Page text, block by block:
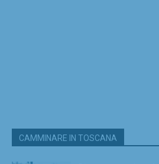
CAMMINARE IN TOSCANA